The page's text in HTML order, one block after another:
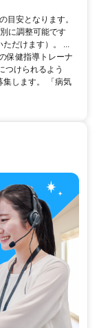
えのある収入
ませんか？
目安となります。
に調整可能です
だけます）。 ...
保健指導トレーナ
つけられるよう
集します。 「病気